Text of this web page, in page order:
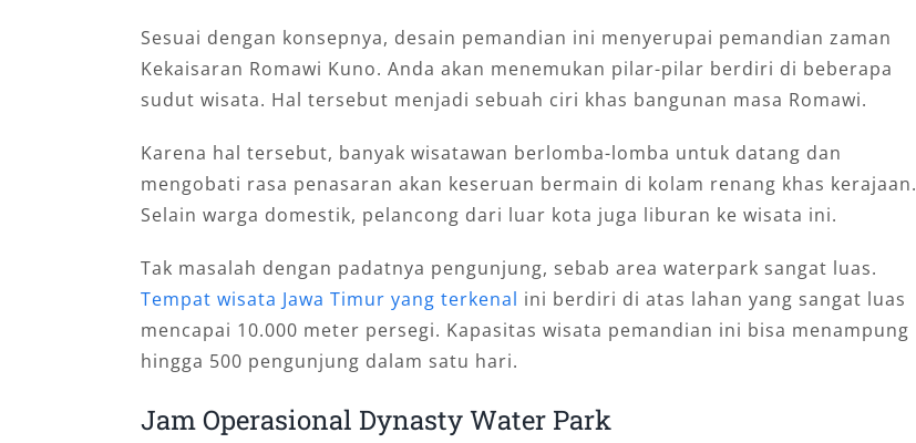
Sesuai dengan konsepnya, desain pemandian ini menyerupai pemandian zaman
Kekaisaran Romawi Kuno. Anda akan menemukan pilar-pilar berdiri di beberapa
sudut wisata. Hal tersebut menjadi sebuah ciri khas bangunan masa Romawi.
Karena hal tersebut, banyak wisatawan berlomba-lomba untuk datang dan
mengobati rasa penasaran akan keseruan bermain di kolam renang khas kerajaan.
Selain warga domestik, pelancong dari luar kota juga liburan ke wisata ini.
Tak masalah dengan padatnya pengunjung, sebab area waterpark sangat luas.
Tempat wisata Jawa Timur yang terkenal ini berdiri di atas lahan yang sangat luas
mencapai 10.000 meter persegi. Kapasitas wisata pemandian ini bisa menampung
hingga 500 pengunjung dalam satu hari.
Jam Operasional Dynasty Water Park